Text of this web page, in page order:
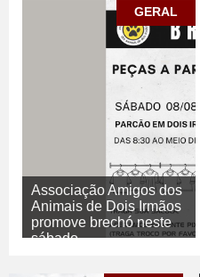
GERAL
Associação Amigos dos
Animais de Dois Irmãos
promove brechó neste
sábado